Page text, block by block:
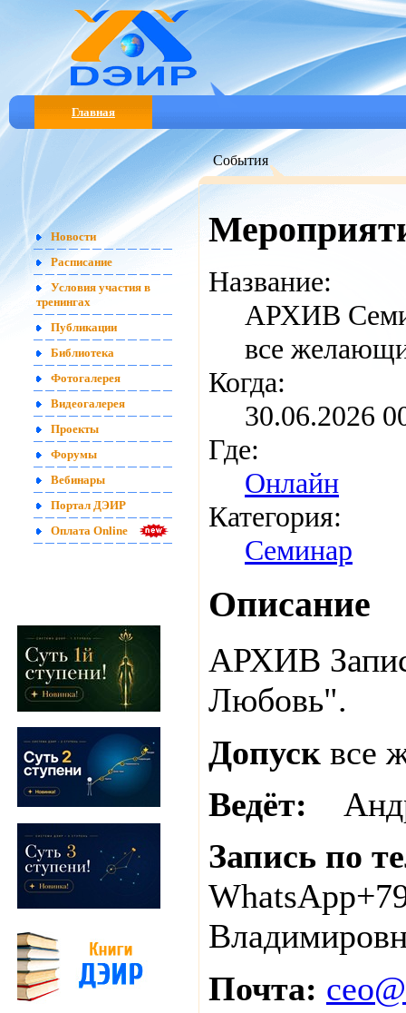
Главная
Новости
Расписание
Условия участия в
тренингах
Публикации
Библиотека
Фотогалерея
Видеогалерея
Проекты
Форумы
Вебинары
Портал ДЭИР
Оплата Online
События
Название:
АРХИВ
все
Когда:
30.06.2026
Где:
Онлайн
Категория:
Семинар
Описание
АРХИВ
Любовь".
Допуск все
Ведёт:
Запись по
Почта: